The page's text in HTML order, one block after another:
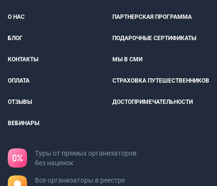
О НАС ПАРТНЕРСКАЯ ПРОГРАММА
БЛОГ ПОДАРОЧНЫЕ СЕРТИФИКАТЫ
КОНТАКТЫ МЫ В СМИ
ОПЛАТА СТРАХОВКА ПУТЕШЕСТВЕННИКОВ
ОТЗЫВЫ ДОСТОПРИМЕЧАТЕЛЬНОСТИ
ВЕБИНАРЫ
Туры от прямых организаторов
без наценок
Все организаторы в реестре